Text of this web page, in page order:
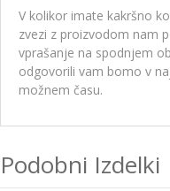
V kolikor imate kakršno
zvezi z proizvodom nam
vprašanje na spodnjem
odgovorili vam bomo v
možnem času.
Podobni Izdelki